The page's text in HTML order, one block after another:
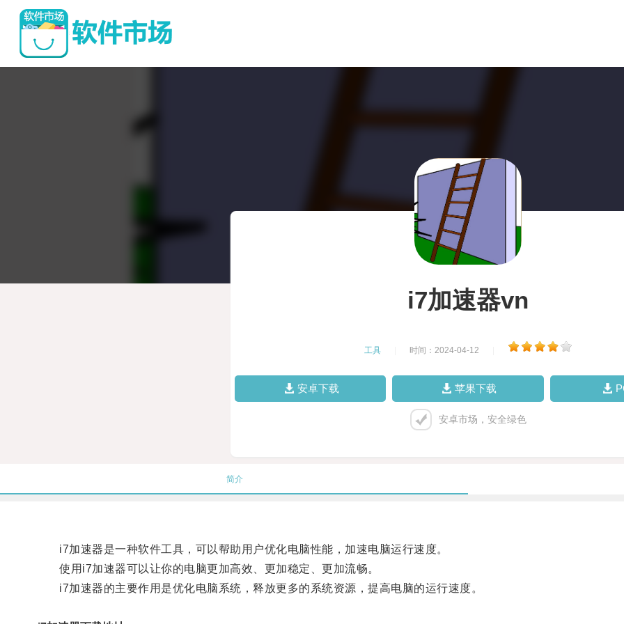
i7加速器vn
工具 时间：2024-04-12
安卓下载 苹果下载
安卓市场，安全绿色
简介
i7加速器是一种软件工具，可以帮助用户优化电脑性能，加速电脑运行速度。
使用i7加速器可以让你的电脑更加高效、更加稳定、更加流畅。
i7加速器的主要作用是优化电脑系统，释放更多的系统资源，提高电脑的运行速度。